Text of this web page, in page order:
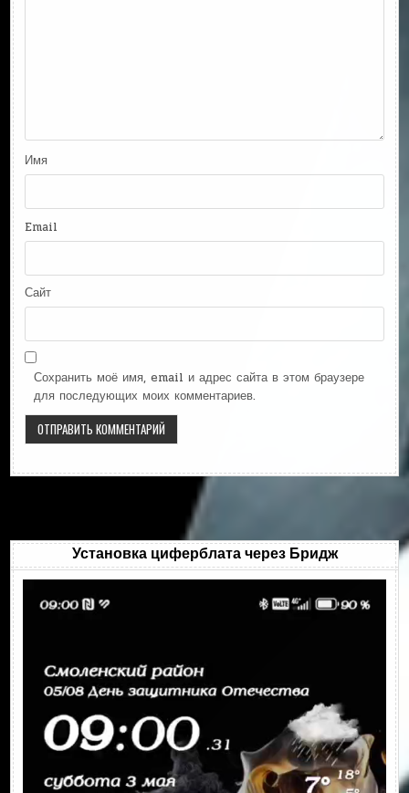
Имя
Email
Сайт
Сохранить моё имя, email и адрес сайта в этом браузере
для последующих моих комментариев.
Установка циферблата через Бридж